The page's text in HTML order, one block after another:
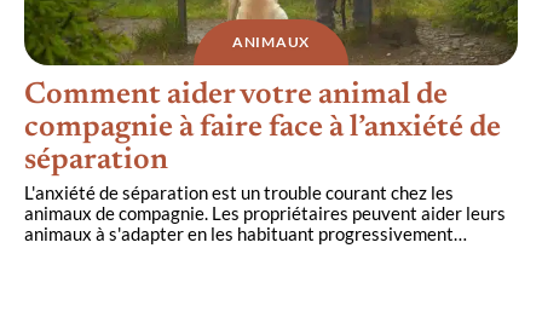
ANIMAUX
Comment aider votre animal de
compagnie à faire face à l’anxiété de
séparation
L'anxiété de séparation est un trouble courant chez les
animaux de compagnie. Les propriétaires peuvent aider leurs
animaux à s'adapter en les habituant progressivement…